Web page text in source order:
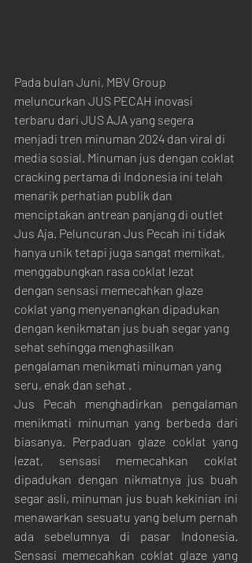
Pada bulan Juni, MBV Group
meluncurkan JUS PECAH inovasi
terbaru dari JUS AJA yang segera
menjadi tren minuman 2024 dan viral di
media sosial. Minuman jus dengan coklat
cracking pertama di Indonesia ini telah
menarik perhatian publik dan
menciptakan antrean panjang di outlet
Jus Aja. Peluncuran Jus Pecah ini tidak
hanya unik tetapi juga sangat memikat,
menggabungkan rasa coklat lezat
dengan sensasi memecahkan glaze
coklat yang menyenangkan dipadukan
dengan kenikmatan jus buah segar yang
sehat sehingga menghasilkan
pengalaman menikmati minuman yang
seru, enak dan sehat .
Jus Pecah menghadirkan pengalaman
menikmati minuman yang berbeda dari
biasanya. Perpaduan glaze coklat yang
lezat, sensasi memecahkan coklat
dipadukan dengan nikmatnya jus buah
segar asli, minuman jus buah kekinian ini
menawarkan sesuatu yang belum pernah
ada sebelumnya di pasar Indonesia.
Sensasi memecahkan coklat glaze yang